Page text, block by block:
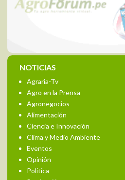
NOTICIAS
Agraria-Tv
Agro en la Prensa
Agronegocios
Alimentación
Ciencia e Innovación
Clima y Medio Ambiente
Eventos
Opinión
Política